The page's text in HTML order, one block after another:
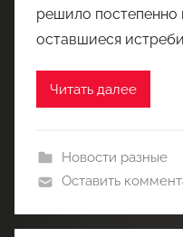
решило постепенно
оставшиеся
Читать далее
Новости разные
Оставить